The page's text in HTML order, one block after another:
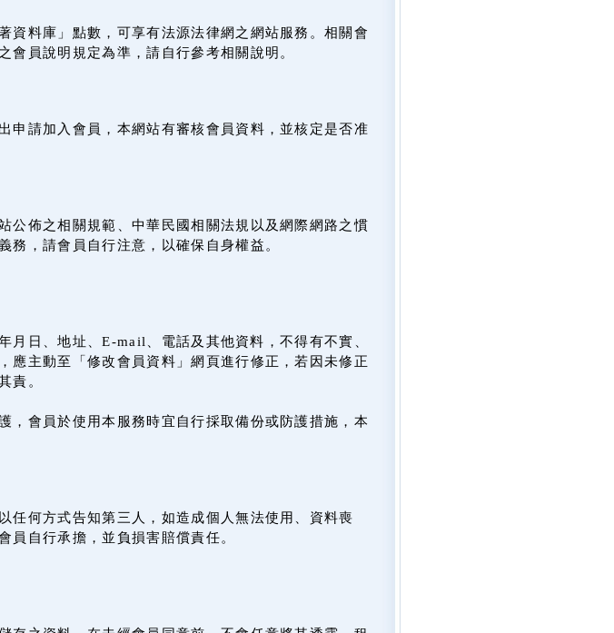
資料庫」點數，可享有法源法律網之網站服務。相關會
會員說明規定為準，請自行參考相關說明。
申請加入會員，本網站有審核會員資料，並核定是否准
公佈之相關規範、中華民國相關法規以及網際網路之慣
務，請會員自行注意，以確保自身權益。
月日、地址、E-mail、電話及其他資料，不得有不實、
應主動至「修改會員資料」網頁進行修正，若因未修正
責。
，會員於使用本服務時宜自行採取備份或防護措施，本
任何方式告知第三人，如造成個人無法使用、資料喪
員自行承擔，並負損害賠償責任。